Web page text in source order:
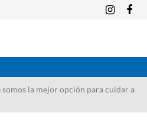
somos la mejor opción para cuidar a